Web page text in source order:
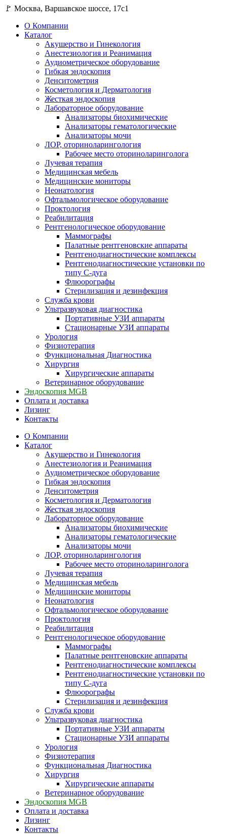
🚩 Москва, Варшавское шоссе, 17с1
О Компании
Каталог
Акушерство и Гинекология
Анестезиология и Реанимация
Аудиометрическое оборудование
Гибкая эндоскопия
Денситометрия
Косметология и Дерматология
Жесткая эндоскопия
Лабораторное оборудование
Анализаторы биохимические
Анализаторы гематологические
Анализаторы мочи
ЛОР, оториноларингология
Рабочее место оториноларинголога
Лучевая терапия
Медицинская мебель
Медицинские мониторы
Неонатология
Офтальмологическое оборудование
Проктология
Реабилитация
Рентгенологическое оборудование
Маммографы
Палатные рентгеновские аппараты
Рентгенодиагностические комплексы
Рентгенодиагностические установки по
типу С-дуга
Флюорографы
Стерилизация и дезинфекция
Служба крови
Ультразвуковая диагностика
Портативные УЗИ аппараты
Стационарные УЗИ аппараты
Урология
Физиотерапия
Функциональная Диагностика
Хирургия
Хирургические аппараты
Ветеринарное оборудование
Эндоскопия MGB
Оплата и доставка
Лизинг
Контакты
О Компании
Каталог
Акушерство и Гинекология
Анестезиология и Реанимация
Аудиометрическое оборудование
Гибкая эндоскопия
Денситометрия
Косметология и Дерматология
Жесткая эндоскопия
Лабораторное оборудование
Анализаторы биохимические
Анализаторы гематологические
Анализаторы мочи
ЛОР, оториноларингология
Рабочее место оториноларинголога
Лучевая терапия
Медицинская мебель
Медицинские мониторы
Неонатология
Офтальмологическое оборудование
Проктология
Реабилитация
Рентгенологическое оборудование
Маммографы
Палатные рентгеновские аппараты
Рентгенодиагностические комплексы
Рентгенодиагностические установки по
типу С-дуга
Флюорографы
Стерилизация и дезинфекция
Служба крови
Ультразвуковая диагностика
Портативные УЗИ аппараты
Стационарные УЗИ аппараты
Урология
Физиотерапия
Функциональная Диагностика
Хирургия
Хирургические аппараты
Ветеринарное оборудование
Эндоскопия MGB
Оплата и доставка
Лизинг
Контакты